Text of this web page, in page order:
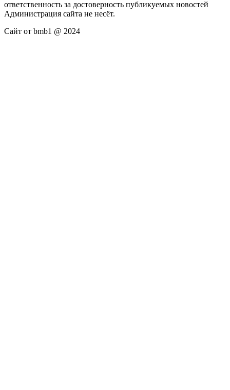
ответственность за достоверность публикуемых новостей
Администрация сайта не несёт.
Сайт от bmb1 @ 2024